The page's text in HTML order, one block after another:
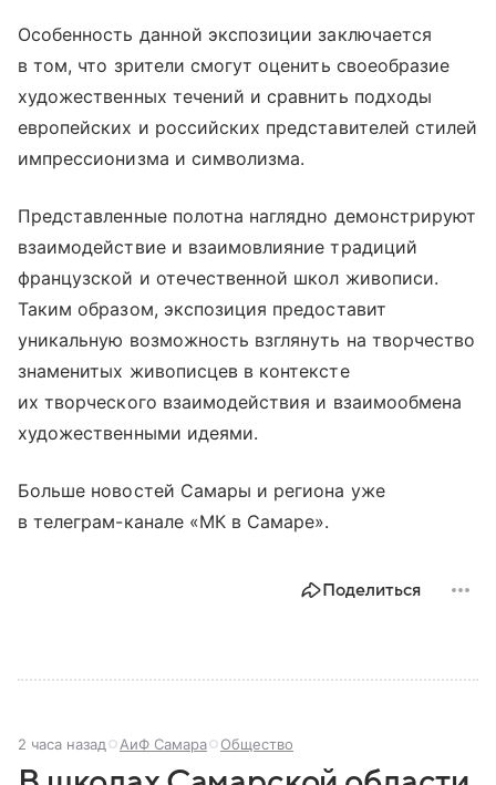
Особенность данной экспозиции заключается
в том, что зрители смогут оценить своеобразие
художественных течений и сравнить подходы
европейских и российских представителей стилей
импрессионизма и символизма.
Представленные полотна наглядно демонстрируют
взаимодействие и взаимовлияние традиций
французской и отечественной школ живописи.
Таким образом, экспозиция предоставит
уникальную возможность взглянуть на творчество
знаменитых живописцев в контексте
их творческого взаимодействия и взаимообмена
художественными идеями.
Больше новостей Самары и региона уже
в телеграм-канале «МК в Самаре».
Поделиться
2 часа назад АиФ Самара Общество